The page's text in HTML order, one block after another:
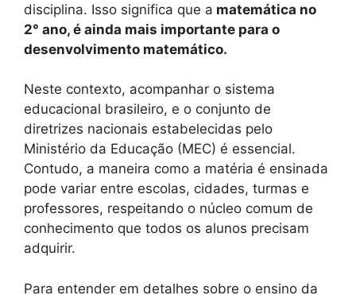
disciplina. Isso significa que a matemática no
2° ano, é ainda mais importante para o
desenvolvimento matemático.
Neste contexto, acompanhar o sistema
educacional brasileiro, e o conjunto de
diretrizes nacionais estabelecidas pelo
Ministério da Educação (MEC) é essencial.
Contudo, a maneira como a matéria é ensinada
pode variar entre escolas, cidades, turmas e
professores, respeitando o núcleo comum de
conhecimento que todos os alunos precisam
adquirir.
Para entender em detalhes sobre o ensino da